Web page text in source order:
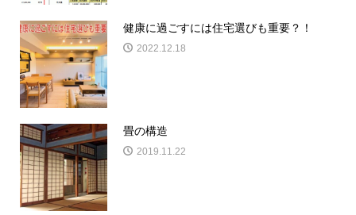
健康に過ごすには住宅選びも重要？！
2022.12.18
畳の構造
2019.11.22